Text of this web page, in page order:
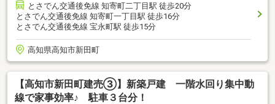
とさでん交通後免線 知寄町二丁目駅 徒歩20分
とさでん交通後免線 知寄町一丁目駅 徒歩16分
とさでん交通後免線 宝永町駅 徒歩15分
高知県高知市新田町
【高知市新田町建売③】新築戸建 一階水回り集中動
線で家事効率♪ 駐車３台分！